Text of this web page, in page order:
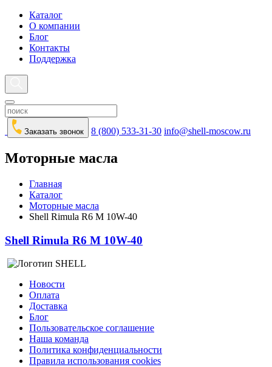
Каталог
О компании
Блог
Контакты
Поддержка
Заказать звонок 8 (800) 533-31-30 info@shell-moscow.ru
Моторные масла
Главная
Каталог
Моторные масла
Shell Rimula R6 M 10W-40
Shell Rimula R6 M 10W-40
Новости
Оплата
Доставка
Блог
Пользовательское соглашение
Наша команда
Политика конфиденциальности
Правила использования cookies